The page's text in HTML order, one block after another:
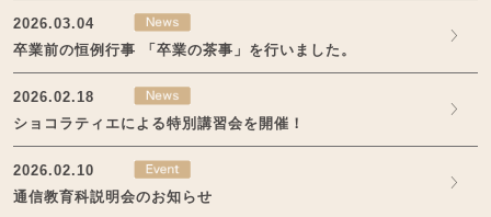
2026.03.04
卒業前の恒例行事 「卒業の茶事」を行いました。
2026.02.18
ショコラティエによる特別講習会を開催！
2026.02.10
通信教育科説明会のお知らせ